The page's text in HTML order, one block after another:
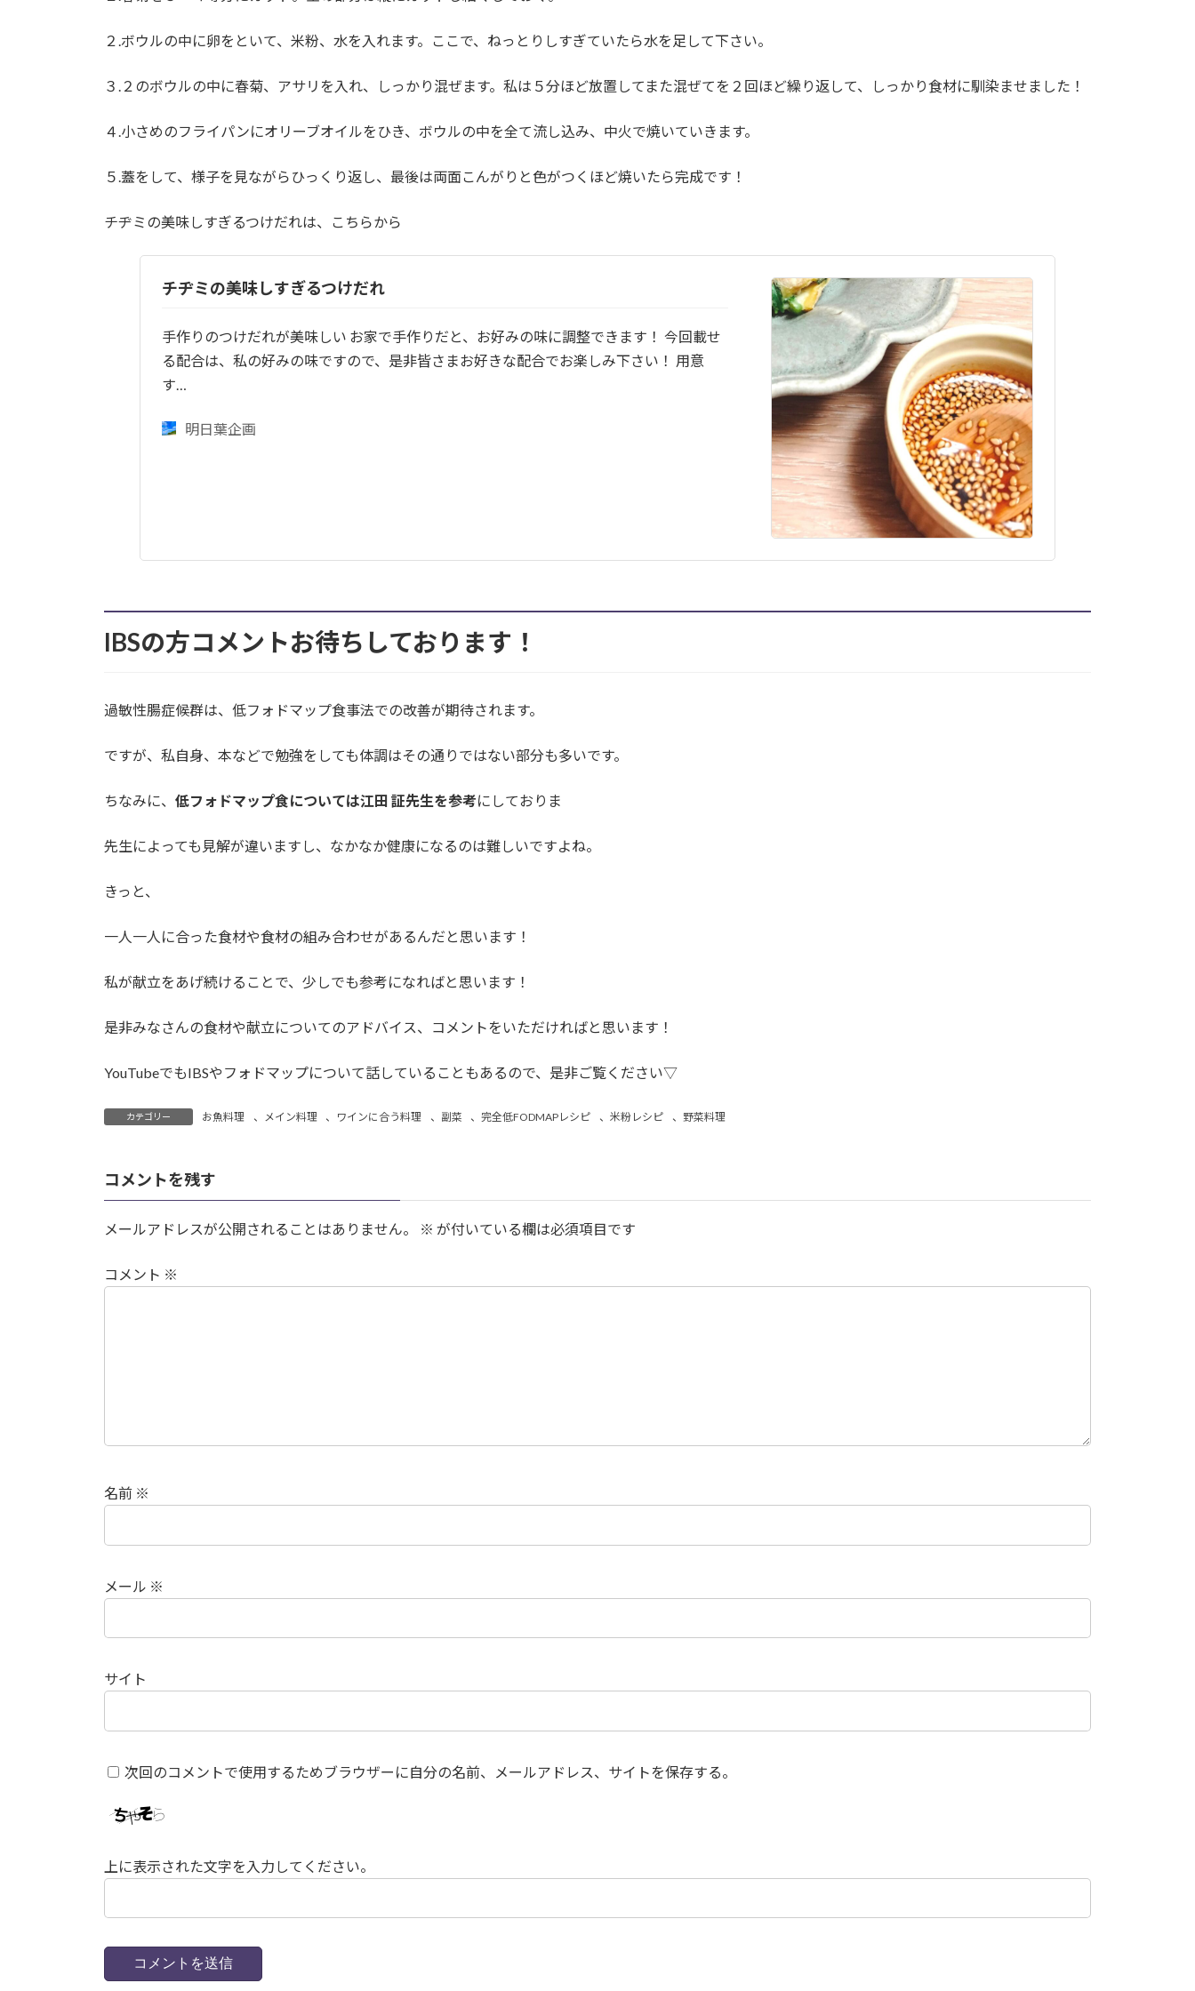
２.ボウルの中に卵をといて、米粉、水を入れます。ここで、ねっとりしすぎていたら水を足して下さい。
３.２のボウルの中に春菊、アサリを入れ、しっかり混ぜます。 私は５分ほど放置してまた混ぜてを２回ほど繰り返して、しっかり食材に馴染ませました！
４.小さめのフライパンにオリーブオイルをひき、ボウルの中を全て流し込み、中火で焼いていきます。
５.蓋をして、様子を見ながらひっくり返し、最後は両面こんがりと色がつくほど焼いたら完成です！
チヂミの美味しすぎるつけだれは、こちらから
チヂミの美味しすぎるつけだれ
手作りのつけだれが美味しい お家で手作りだと、お好みの味に調整できます！ 今回載せ
る配合は、私の好みの味ですので、是非皆さまお好きな配合でお楽しみ下さい！ 用意
す…
明日葉企画
IBSの方コメントお待ちしております！
過敏性腸症候群は、低フォドマップ食事法での改善が期待されます。
ですが、私自身、本などで勉強をしても体調はその通りではない部分も多いです。
ちなみに、 低フォドマップ食については江田 証先生を参考にしておりま
先生によっても見解が違いますし、なかなか健康になるのは難しいですよね。
きっと、
一人一人に合った食材や食材の組み合わせがあるんだと思います！
私が献立をあげ続けることで、少しでも参考になればと思います！
是非みなさんの食材や献立についてのアドバイス、コメントをいただければと思います！
YouTubeでもIBSやフォドマップについて話していることもあるので、是非ご覧ください▽
カテゴリー お魚料理 、 メイン料理 、 ワインに合う料理 、 副菜 、完全低FODMAPレシピ 、 米粉レシピ 、 野菜料理
コメントを残す
メールアドレスが公開されることはありません。 ※ が付いている欄は必須項目です
コメント ※
名前 ※
メール ※
サイト
次回のコメントで使用するためブラウザーに自分の名前、メールアドレス、サイトを保存する。
上に表示された文字を入力してください。